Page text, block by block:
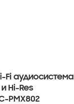
Fi аудиосистема
Hi-Res
PMX802